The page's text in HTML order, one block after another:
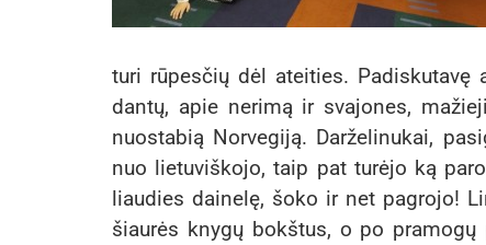
turi rūpesčių dėl ateities. Padiskutavę
dantų, apie nerimą ir svajones,
nuostabią Norvegiją. Darželinukai,
nuo lietuviškojo, taip pat turėjo ką
liaudies dainelę, šoko ir net pagrojo!
šiaurės knygų bokštus, o po